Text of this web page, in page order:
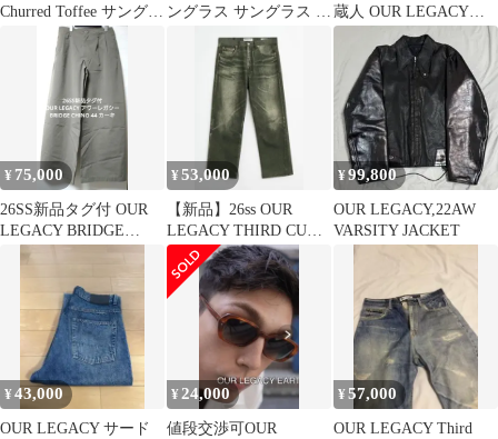
Churred Toffee サングラ ングラス サングラス ア
ワーレガシー A2238EI
ブラック F （93364A）
蔵人 OUR LEGACY
Earth サングラス
¥ 75,000
26SS新品タグ付 OUR
LEGACY BRIDGE
CHINO 44 カーキ
¥53,000
【新品】26ss OUR
LEGACY THIRD CUT
Digital 34
¥99,800
OUR LEGACY,22AW
VARSITY JACKET
¥43,000
OUR LEGACY サード
¥24,000
値段交渉可OUR
¥57,000
OUR LEGACY Third